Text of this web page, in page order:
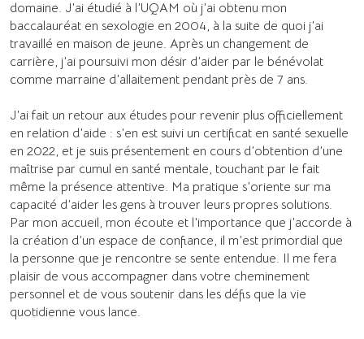
domaine. J’ai étudié à l’UQAM où j’ai obtenu mon
baccalauréat en sexologie en 2004, à la suite de quoi j’ai
travaillé en maison de jeune. Après un changement de
carrière, j’ai poursuivi mon désir d’aider par le bénévolat
comme marraine d’allaitement pendant près de 7 ans.
J’ai fait un retour aux études pour revenir plus officiellement
en relation d’aide : s’en est suivi un certificat en santé sexuelle
en 2022, et je suis présentement en cours d’obtention d’une
maîtrise par cumul en santé mentale, touchant par le fait
même la présence attentive. Ma pratique s’oriente sur ma
capacité d’aider les gens à trouver leurs propres solutions.
Par mon accueil, mon écoute et l’importance que j’accorde à
la création d’un espace de confiance, il m’est primordial que
la personne que je rencontre se sente entendue. Il me fera
plaisir de vous accompagner dans votre cheminement
personnel et de vous soutenir dans les défis que la vie
quotidienne vous lance.